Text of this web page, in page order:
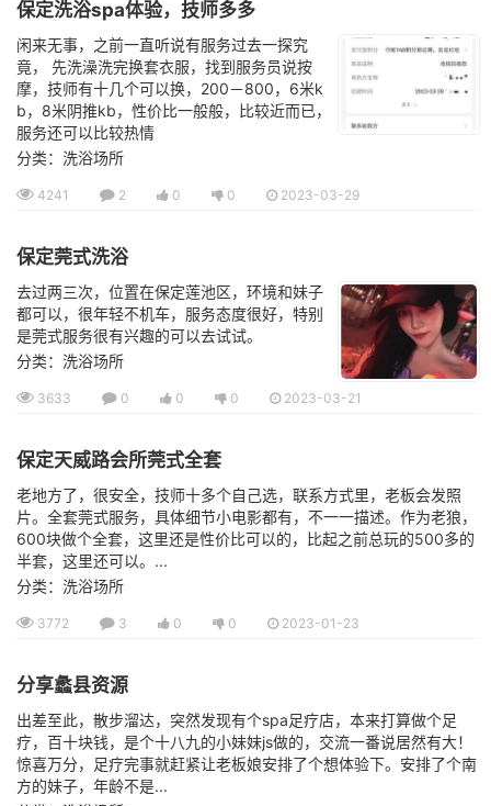
保定洗浴spa体验，技师多多
闲来无事，之前一直听说有服务过去一探究
竟， 先洗澡洗完换套衣服，找到服务员说按
摩，技师有十几个可以换，200－800，6米k
b，8米阴推kb，性价比一般般，比较近而已，
服务还可以比较热情
分类：洗浴场所
4241 2 0 0 2023-03-29
保定莞式洗浴
去过两三次，位置在保定莲池区，环境和妹子
都可以，很年轻不机车，服务态度很好，特别
是莞式服务很有兴趣的可以去试试。
分类：洗浴场所
3633 0 0 0 2023-03-21
保定天威路会所莞式全套
老地方了，很安全，技师十多个自己选，联系方式里，老板会发照
片。全套莞式服务，具体细节小电影都有，不一一描述。作为老狼，
600块做个全套，这里还是性价比可以的，比起之前总玩的500多的
半套，这里还可以。...
分类：洗浴场所
3772 3 0 0 2023-01-23
分享蠡县资源
出差至此，散步溜达，突然发现有个spa足疗店，本来打算做个足
疗，百十块钱，是个十八九的小妹妹js做的，交流一番说居然有大！
惊喜万分，足疗完事就赶紧让老板娘安排了个想体验下。安排了个南
方的妹子，年龄不是...